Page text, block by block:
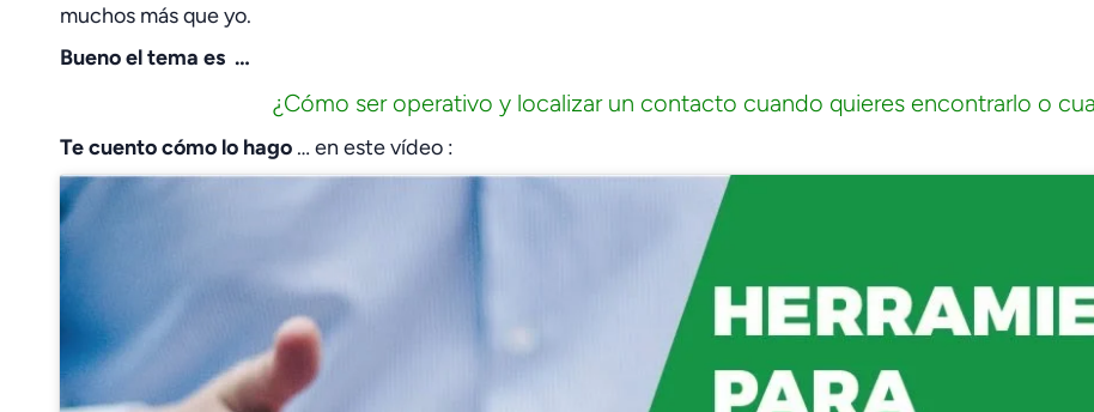
muchos más que yo.
Bueno el tema es …
¿Cómo ser operativo y localizar un contacto cuando quieres encontrarlo o
Te cuento cómo lo hago … en este vídeo :